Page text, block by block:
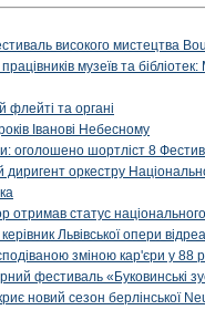
високого мистецтва
музеїв та
флейті та органі
Іванові Небесному
оголошено шортліст 8
диригент оркестру
отримав статус національного
Львівської опери
зміною кар'єри у 88
фестиваль «Буковинські
новий сезон берлінської